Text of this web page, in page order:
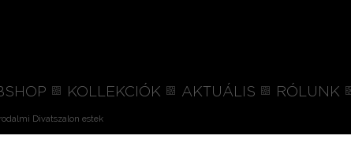
KOLLEKCIÓK AKTUÁLIS RÓLUNK
Divatszalon estek